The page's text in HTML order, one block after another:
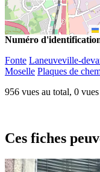
Numéro
Fonte Laneuveville-
Moselle Plaques de
956 vues au total, 0
Ces fiches